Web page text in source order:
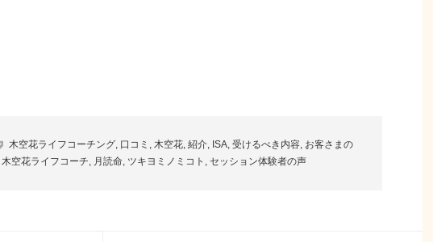
木空花ライフコーチング, 口コミ , 木空花, 紹介, ISA, 受けるべき内容, お客さまの
木空花ライフコーチ, 月読命, ツキヨミノミコト , セッション体験者の声